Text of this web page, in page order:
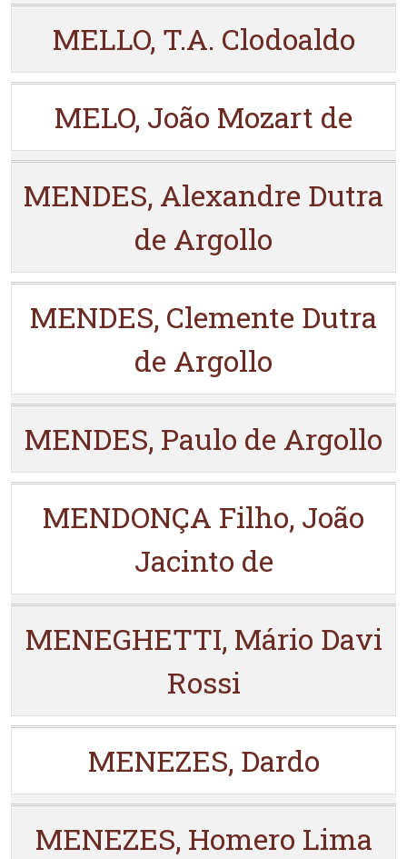
MELLO, T.A. Clodoaldo
MELO, João Mozart de
MENDES, Alexandre Dutra
de Argollo
MENDES, Clemente Dutra
de Argollo
MENDES, Paulo de Argollo
MENDONÇA Filho, João
Jacinto de
MENEGHETTI, Mário Davi
Rossi
MENEZES, Dardo
MENEZES, Homero Lima